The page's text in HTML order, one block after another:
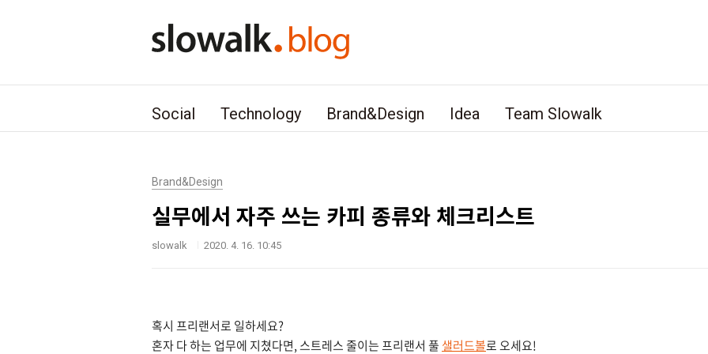
Social Technology Brand&Design Idea Team Slowalk
Brand&Design
실무에서 자주 쓰는 카피 종류와 체크리스트
slowalk 2020. 4. 16. 10:45
혹시 프리랜서로 일하세요?
혼자 다 하는 업무에 지쳤다면, 스트레스 줄이는 프리랜서 풀 샐러드볼로 오세요!